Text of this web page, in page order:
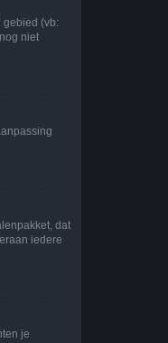
gebied (vb:
niet
dat
iedere
je